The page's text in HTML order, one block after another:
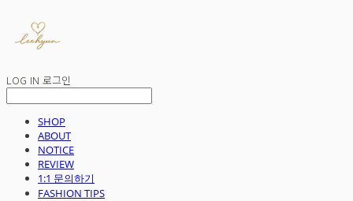
LOG IN 로그인
SHOP
ABOUT
NOTICE
REVIEW
1:1 문의하기
FASHION TIPS